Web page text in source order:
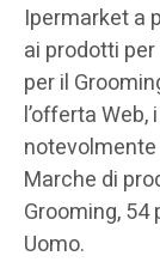
Ipermarket a
ai prodotti
per il
l’offerta
Marche di
Grooming, 54
Uomo.